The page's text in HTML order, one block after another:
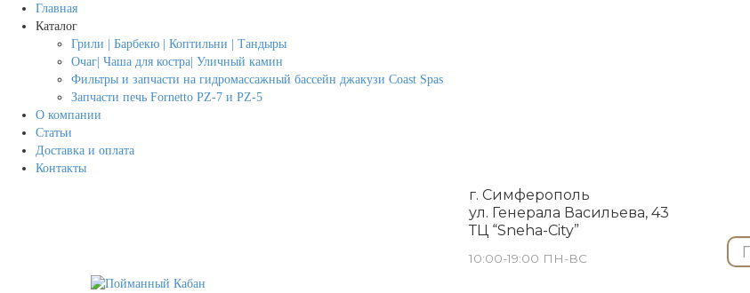
Главная
Каталог
Грили | Барбекю | Коптильни | Тандыры
Очаг| Чаша для костра| Уличный камин
Фильтры и запчасти на гидромассажный бассейн джакузи Coast Spas
Запчасти печь Fornetto PZ-7 и PZ-5
О компании
Статьи
Доставка и оплата
Контакты
г. Симферополь
ул. Генерала Васильева, 43
ТЦ “Sneha-City”
10:00-19:00 ПН-ВС